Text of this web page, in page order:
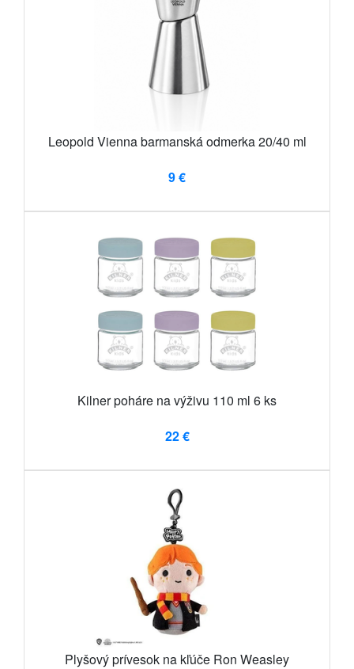
Leopold Vienna barmanská odmerka 20/40 ml
9 €
Kilner poháre na výživu 110 ml 6 ks
22 €
Plyšový prívesok na kľúče Ron Weasley